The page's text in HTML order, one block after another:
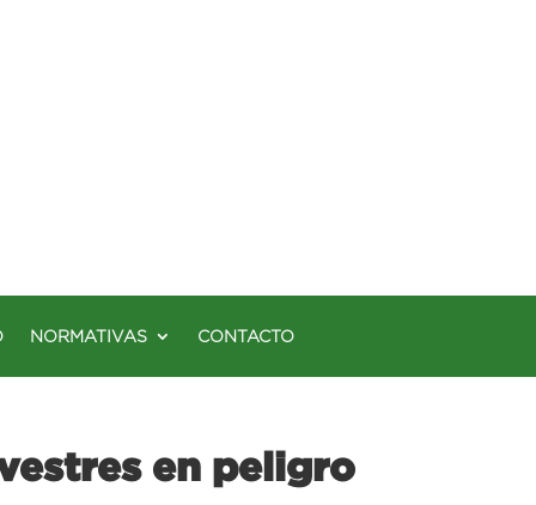
NORMATIVAS CONTACTO
en peligro